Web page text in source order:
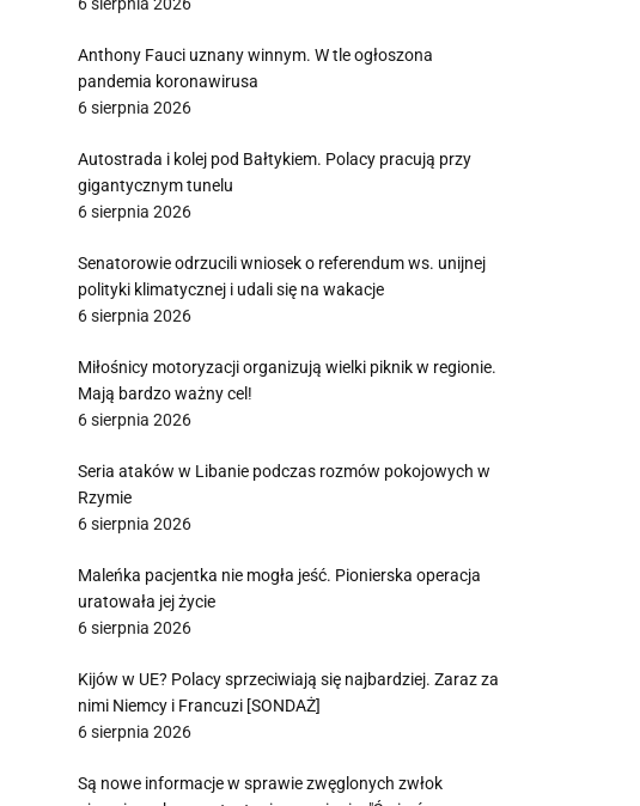
Anthony Fauci uznany winnym. W tle ogłoszona
pandemia koronawirusa
6 sierpnia 2026
Autostrada i kolej pod Bałtykiem. Polacy pracują przy
gigantycznym tunelu
6 sierpnia 2026
Senatorowie odrzucili wniosek o referendum ws. unijnej
polityki klimatycznej i udali się na wakacje
6 sierpnia 2026
Miłośnicy motoryzacji organizują wielki piknik w regionie.
Mają bardzo ważny cel!
6 sierpnia 2026
Seria ataków w Libanie podczas rozmów pokojowych w
Rzymie
6 sierpnia 2026
Maleńka pacjentka nie mogła jeść. Pionierska operacja
uratowała jej życie
6 sierpnia 2026
Kijów w UE? Polacy sprzeciwiają się najbardziej. Zaraz za
nimi Niemcy i Francuzi [SONDAŻ]
6 sierpnia 2026
Są nowe informacje w sprawie zwęglonych zwłok